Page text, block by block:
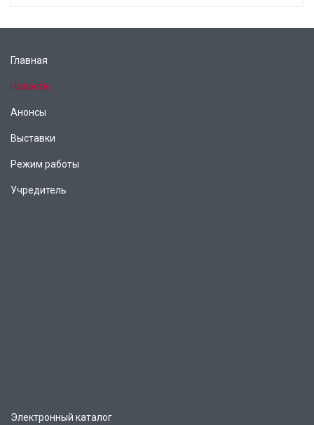
Главная
Новости
Анонсы
Выставки
Режим работы
Учредитель
Электронный каталог